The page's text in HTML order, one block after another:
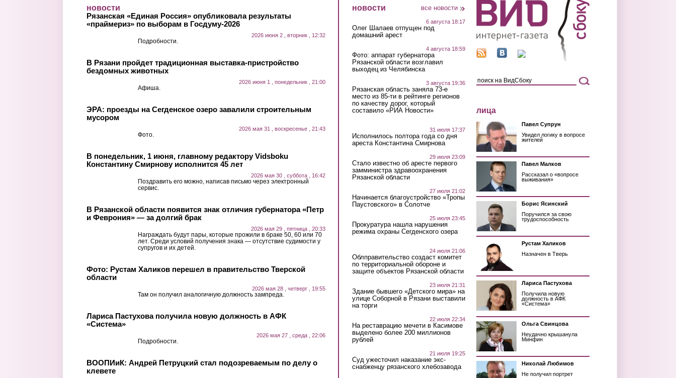
новости
Рязанская «Единая Россия» опубликовала результаты
«праймериз» по выборам в Госдуму-2026
2026 июня 2 , вторник , 12:32
Подробности.
В Рязани пройдет традиционная выставка-пристройство
бездомных животных
2026 июня 1 , понедельник , 21:00
Афиша.
ЭРА: проезды на Сегденское озеро завалили строительным
мусором
2026 мая 31 , воскресенье , 21:43
Фото.
В понедельник, 1 июня, главному редактору Vidsboku
Константину Смирнову исполнится 45 лет
2026 мая 30 , суббота , 16:42
Поздравить его можно, написав письмо через электронный
сервис.
В Рязанской области появится знак отличия губернатора «Петр
и Феврония» — за долгий брак
2026 мая 29 , пятница , 20:33
Награждать будут пары, которые прожили в браке 50, 60 или 70
лет. Среди условий получения знака — отсутствие судимости у
супругов и их детей.
Фото: Рустам Халиков перешел в правительство Тверской
области
2026 мая 28 , четверг , 19:55
Там он получил аналогичную должность зампреда.
Лариса Пастухова получила новую должность в АФК
«Система»
2026 мая 27 , среда , 22:06
Подробности.
ВООПИиК: Андрей Петруцкий стал подозреваемым по делу о
клевете
новости все новости
6 августа 18:17
Олег Шалаев отпущен под
домашний арест
4 августа 18:59
Фото: аппарат губернатора
Рязанской области возглавил
выходец из Челябинска
3 августа 19:36
Рязанская область заняла 73-е
место из 85-ти в рейтинге регионов
по качеству дорог, который
составило «РИА Новости»
31 июля 17:37
Исполнилось полтора года со дня
ареста Константина Смирнова
29 июля 23:09
Стало известно об аресте первого
замминистра здравоохранения
Рязанской области
27 июля 21:02
Начинается благоустройство «Тропы
Паустовского» в Солотче
25 июля 23:45
Прокуратура нашла нарушения
режима охраны Сегденского озера
24 июля 21:06
Облправительство создаст комитет
по территориальной обороне и
защите объектов Рязанской области
23 июля 21:31
Здание бывшего «Детского мира» на
улице Соборной в Рязани выставили
на торги
22 июля 22:34
На реставрацию мечети в Касимове
выделено более 200 миллионов
рублей
21 июля 19:25
Суд ужесточил наказание экс-
снабженцу рязанского хлебозавода
лица
Павел Супрун
Увидел логику в вопросе
жителей
Павел Малков
Рассказал о «вопросе
выживания»
Борис Ясинский
Поручился за свою
трудоспособность
Рустам Халиков
Назначен в Тверь
Лариса Пастухова
Получила новую
должность в АФК
«Система»
Ольга Свинцова
Неудачно крышанула
Минфин
Николай Любимов
Не получил портрет